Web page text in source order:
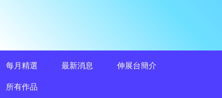
每月精選
所有作品
最新消息 伸展台簡介